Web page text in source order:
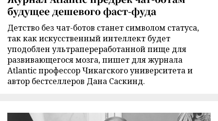
будущее дешевого фаст-фуда
Детство без чат-ботов станет символом статуса,
так как искусственный интеллект будет
уподоблен ультрапереработанной пище для
развивающегося мозга, пишет для журнала
Atlantic профессор Чикагского университета и
автор бестселлеров Дана Саскинд.